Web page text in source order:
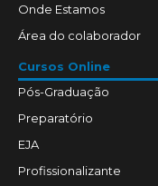
Onde Estamos
Área do colaborador
Cursos Online
Pós-Graduação
Preparatório
EJA
Profissionalizante